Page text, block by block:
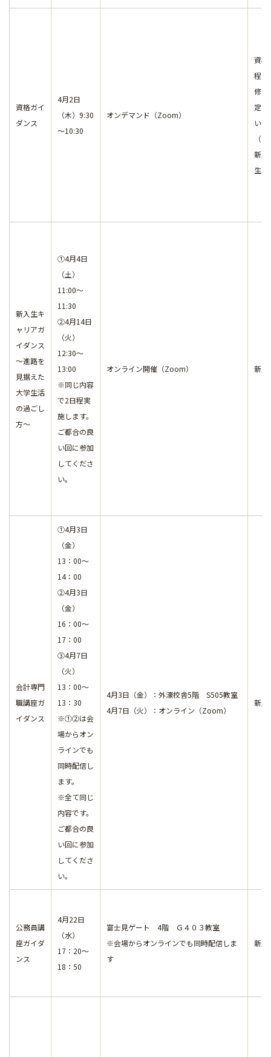
資格ガイ
ダンス
4月2日
（木）9:30
～10:30
オンデマンド（Zoom）
資格
程の
修を
定し
いる
（
新入
生）
新入生キ
ャリアガ
イダンス
～進路を
見据えた
大学生活
の過ごし
方～
①4月4日
（土）
11:00～
11:30
②4月14日
（火）
12:30～
13:00
※同じ内容
で2日程実
施します。
ご都合の良
い回に参加
してくださ
い。
オンライン開催（Zoom） 新入
会計専門
職講座ガ
イダンス
①4月3日
（金）
13：00～
14：00
②4月3日
（金）
16：00～
17：00
③4月7日
（火）
13：00～
13：30
※①②は会
場からオン
ラインでも
同時配信し
ます。
※全て同じ
内容です。
ご都合の良
い回に参加
してくださ
い。
4月3日（金）：外濠校舎5階 S505教室
4月7日（火）：オンライン（Zoom）
新入
公務員講
座ガイダ
ンス
4月22日
（水）
17：20～
18：50
富士見ゲート 4階 Ｇ４０３教室
※会場からオンラインでも同時配信しま
す
新入